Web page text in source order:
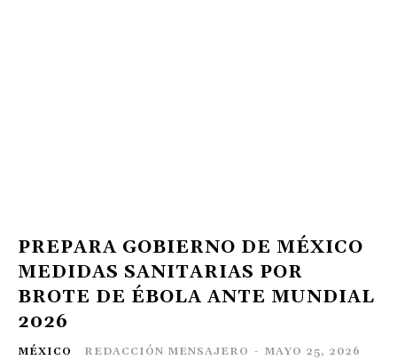
PREPARA GOBIERNO DE MÉXICO
MEDIDAS SANITARIAS POR
BROTE DE ÉBOLA ANTE MUNDIAL
2026
MÉXICO REDACCIÓN MENSAJERO - MAYO 25, 2026